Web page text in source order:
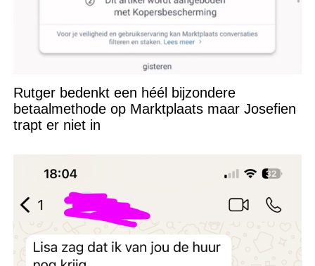
Rutger bedenkt een héél bijzondere
betaalmethode op Marktplaats maar Josefien
trapt er niet in